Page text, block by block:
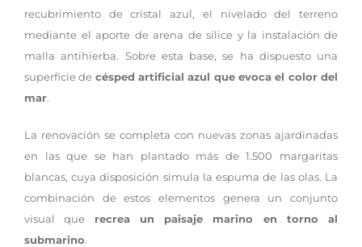
recubrimiento de cristal azul, el nivelado del terreno
mediante el aporte de arena de sílice y la instalación de
malla antihierba. Sobre esta base, se ha dispuesto una
superficie de césped artificial azul que evoca el color del
mar.
La renovación se completa con nuevas zonas ajardinadas
en las que se han plantado más de 1.500 margaritas
blancas, cuya disposición simula la espuma de las olas. La
combinación de estos elementos genera un conjunto
visual que recrea un paisaje marino en torno al
submarino.